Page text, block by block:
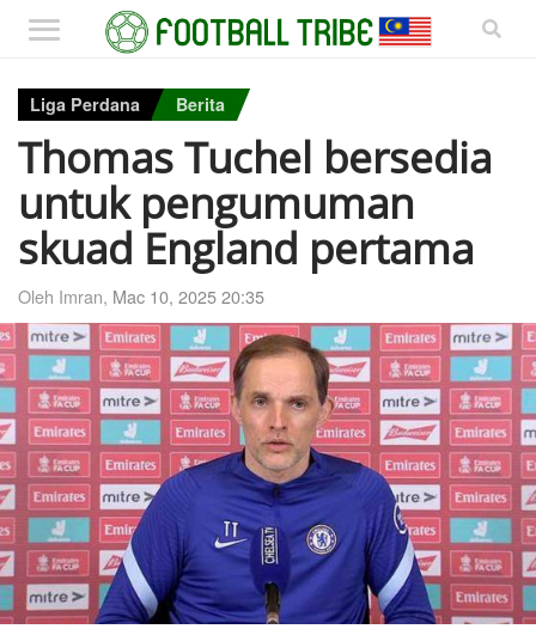
Liga Perdana Berita
Thomas Tuchel bersedia
untuk pengumuman
skuad England pertama
Oleh Imran, Mac 10, 2025 20:35